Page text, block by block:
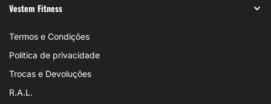
Vestem Fitness
Termos e Condições
Politica de privacidade
Trocas e Devoluções
R.A.L.